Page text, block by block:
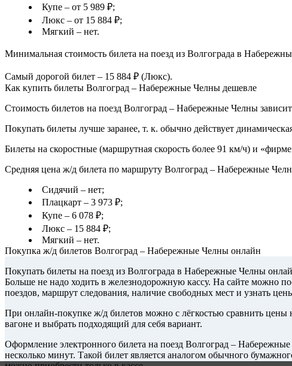
Купе – от 5 989 ₽;
Люкс – от 15 884 ₽;
Мягкий – нет.
Минимальная стоимость билета на поезд из Волгограда в
Самый дорогой билет – 15 884 ₽ (Люкс).
Как купить билеты Волгоград – Набережные Челны дешевле
Стоимость билетов на поезд Волгоград – Набережные Челны
Покупать билеты лучше заранее, т. к. обычно действует
Билеты на скоростные (маршрутная скорость более 91 км/ч) и
Средняя цена ж/д билета по маршруту Волгоград – Набережные
Сидячий – нет;
Плацкарт – 3 973 ₽;
Купе – 6 078 ₽;
Люкс – 15 884 ₽;
Мягкий – нет.
Покупка ж/д билетов Волгоград – Набережные Челны онлайн
Покупать билеты на поезд из Волгограда в Набережные Челны
Больше не надо ходить в железнодорожную кассу. На сайте можно
поездов, маршрут следования, наличие свободных мест и узнать
При онлайн-покупке ж/д билетов можно с лёгкостью сравнить цены
вагоне и выбрать подходящий для себя вариант.
Оформление электронного билета на поезд Волгоград –
несколько минут. Такой билет является аналогом обычного